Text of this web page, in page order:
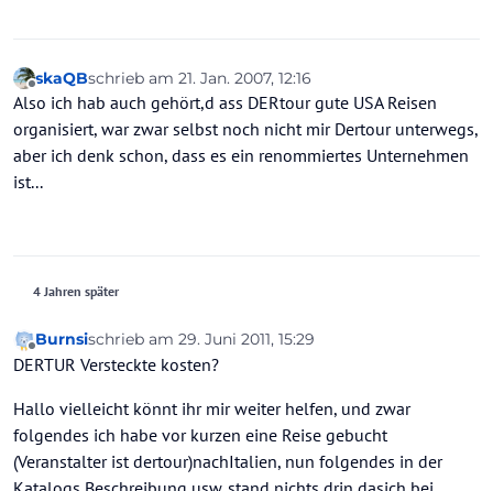
Offline
skaQBschrieb am 21. Jan. 2007, 12:16
zuletzt editiert von
Also ich hab auch gehört,d ass DERtour gute USA Reisen
organisiert, war zwar selbst noch nicht mir Dertour unterwegs,
aber ich denk schon, dass es ein renommiertes Unternehmen
ist...
4 Jahren später
Offline
Burnsischrieb am 29. Juni 2011, 15:29
zuletzt editiert von
DERTUR Versteckte kosten?
Hallo vielleicht könnt ihr mir weiter helfen, und zwar
folgendes ich habe vor kurzen eine Reise gebucht
(Veranstalter ist dertour)nachItalien, nun folgendes in der